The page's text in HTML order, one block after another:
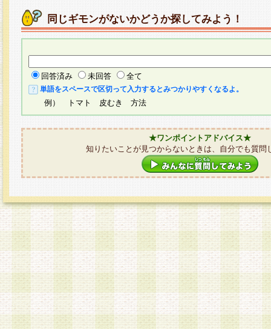
同じギモンがないかどうか探してみよう！
回答済み 未回答 全て
単語をスペースで区切って入力するとみつかりやすくなるよ。
例） トマト 皮むき 方法
★ワンポイントアドバイス★
知りたいことが見つからないときは、自分でも質問